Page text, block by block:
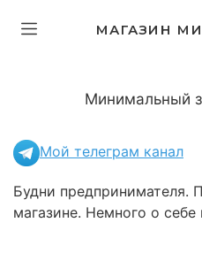
МАГАЗИН
Минимальный
Мой телеграм канал
Будни предпринимателя.
магазине. Немного о себе